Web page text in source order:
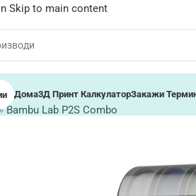
Skip to main content
Дома3Д Принт КалкулаторЗакажи
Bambu Lab P2S Combo